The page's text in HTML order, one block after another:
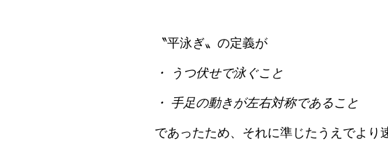
〝平泳ぎ〟の定義が
・ うつ伏せで泳ぐこと
・ 手足の動きが左右対称であること
であったため、それに準じたうえでよ